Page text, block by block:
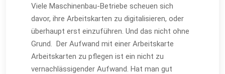
Viele Maschinenbau-Betriebe scheuen sich
davor, ihre Arbeitskarten zu digitalisieren, oder
überhaupt erst einzuführen. Und das nicht ohne
Grund. Der Aufwand mit einer Arbeitskarte
Arbeitskarten zu pflegen ist ein nicht zu
vernachlässigender Aufwand. Hat man gut